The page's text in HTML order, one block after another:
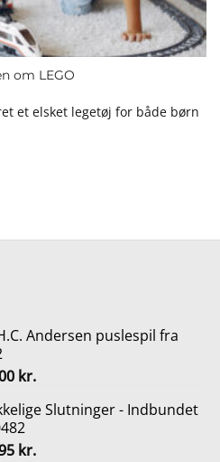
om LEGO
et elsket legetøj for både børn
Andersen puslespil fra
kr..
kr.Den
pris
134,00 kr..
Slutninger - Indbundet
kr.Den